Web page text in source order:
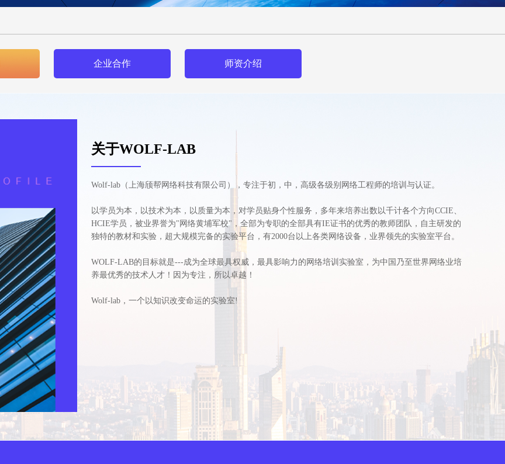
企业合作 师资介绍
关于WOLF-LAB
Wolf-lab（上海颀帮网络科技有限公司），专注于初，中，高级各级别网络工程师的培训与认证。
以学员为本，以技术为本，以质量为本，对学员贴身个性服务，多年来培养出数以千计各个方向CCIE、
HCIE学员，被业界誉为"网络黄埔军校"，全部为专职的全部具有IE证书的优秀的教师团队，自主研发的
独特的教材和实验，超大规模完备的实验平台，有2000台以上各类网络设备，业界领先的实验室平台。
WOLF-LAB的目标就是---成为全球最具权威，最具影响力的网络培训实验室，为中国乃至世界网络业培
养最优秀的技术人才！因为专注，所以卓越！
Wolf-lab，一个以知识改变命运的实验室!